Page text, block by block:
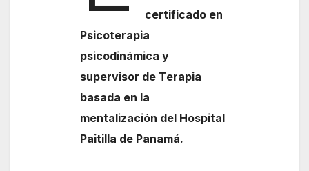
certificado en
Psicoterapia
psicodinámica y
supervisor de Terapia
basada en la
mentalización del Hospital
Paitilla de Panamá.